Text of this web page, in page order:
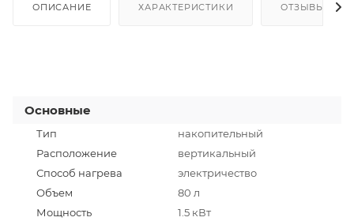
ОПИСАНИЕ ХАРАКТЕРИСТИКИ ОТЗЫВЫ
Основные
Тип
накопительный
Расположение
вертикальный
Способ нагрева
электричество
Объем
80 л
Мощность
1.5 кВт